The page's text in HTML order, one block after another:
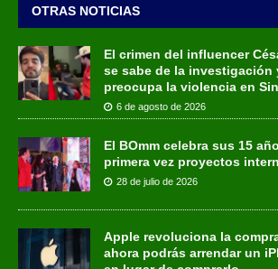
OTRAS NOTICIAS
El crimen del influencer
se sabe de la investigación
preocupa la violencia en
6 de agosto de 2026
El BOmm celebra sus 15
primera vez proyectos
28 de julio de 2026
Apple revoluciona la
ahora podrás arrendar un